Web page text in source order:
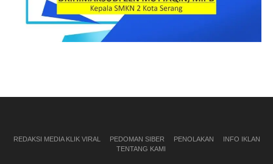
REDAKSI MEDIA KLIK VIRAL PEDOMAN SIBER PENOLAKAN
INFO IKLAN
TENTANG KAMI